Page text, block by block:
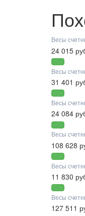
Весы
24 015
Весы
31 401
Весы
24 084
Весы
108 628
Весы
11 830
Весы
127 511